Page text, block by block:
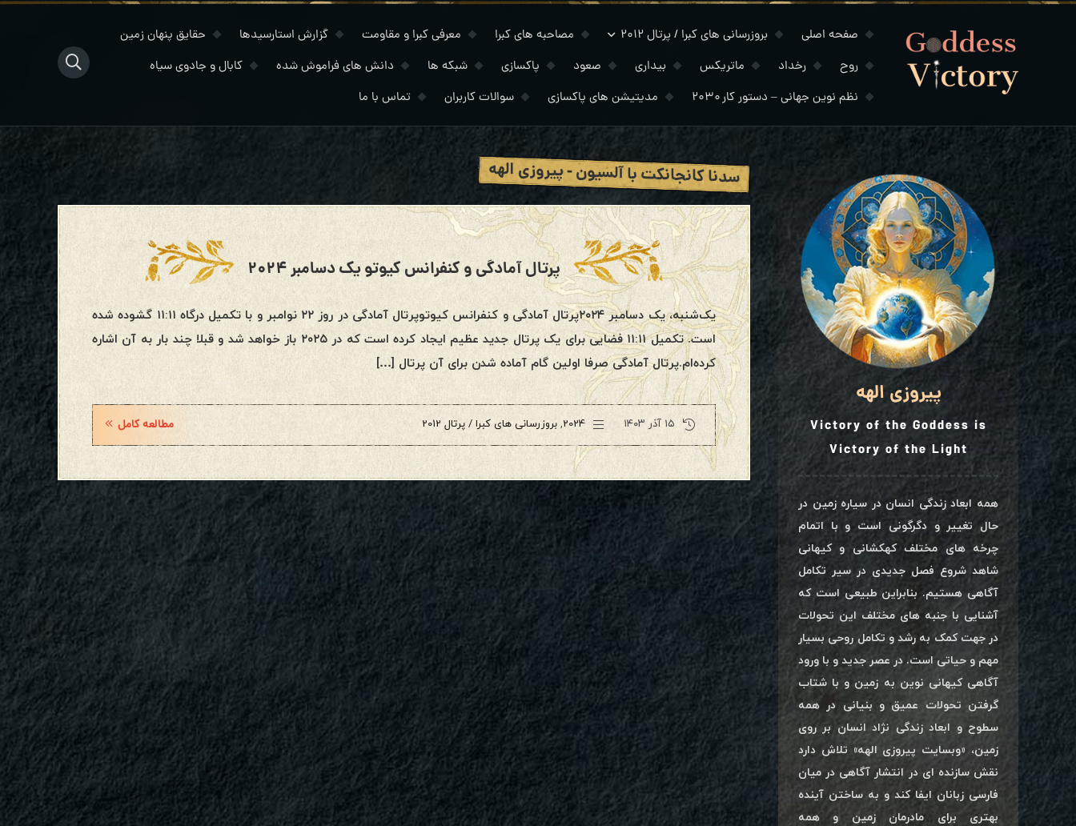
صفحه اصلی بروزرسانی های کبرا / پرتال ۲۰۱۲ مصاحبه های کبرا معرفی کبرا و مقاومت گزارش استارسیدها
حقایق پنهان زمین
روح
رخداد ماتریکس بیداری صعود پاکسازی شبکه ها دانش های فراموش شده
کابال و جادوی سیاه
نظم نوین جهانی – دستور کار ۲۰۳۰
مدیتیشن های پاکسازی سوالات کاربران تماس با ما
سدنا کانجانکت با آلسیون - پیروزی الهه
پرتال آمادگی و کنفرانس کیوتو یک دسامبر ۲۰۲۴
یک‌شنبه، یک دسامبر ۲۰۲۴پرتال آمادگی و کنفرانس کیوتوپرتال آمادگی در روز ۲۲ نوامبر و با تکمیل درگاه ۱۱:۱۱ گشوده شده
است. تکمیل ۱۱:۱۱ فضایی برای یک پرتال جدید عظیم ایجاد کرده است که در ۲۰۲۵ باز خواهد شد و قبلا چند بار به آن اشاره
کرده‌ام.پرتال آمادگی صرفا اولین گام آماده شدن برای آن پرتال […]
۱۵ آذر ۱۴۰۳ 2024
, بروزرسانی های کبرا / پرتال 2012 مطالعه کامل
پیروزی الهه
Victory of the Goddess is
Victory of the Light
همه ابعاد زندگی انسان در سیاره زمین در
حال تغییر و دگرگونی است و با اتمام
چرخه های مختلف کهکشانی و کیهانی
شاهد شروع فصل جدیدی در سیر تکامل
آگاهی هستیم. بنابراین طبیعی است که
آشنایی با جنبه های مختلف این تحولات
در جهت کمک به رشد و تکامل روحی بسیار
مهم و حیاتی است. در عصر جدید و با ورود
آگاهی کیهانی نوین به زمین و با شتاب
گرفتن تحولات عمیق و بنیانی در همه
سطوح و ابعاد زندگی نژاد انسان بر روی
زمین، «وبسایت پیروزی الهه» تلاش دارد
نقش سازنده ای در انتشار آگاهی در میان
فارسی زبانان ایفا کند و به ساختن آینده
بهتری برای مادرمان زمین و همه